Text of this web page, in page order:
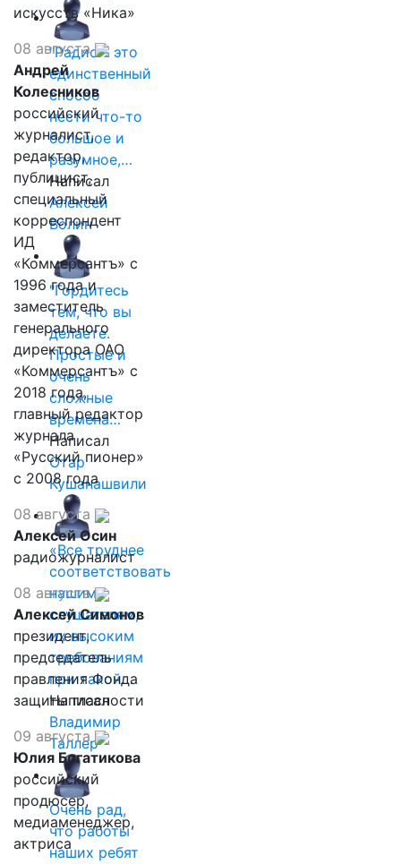
"Радио - это
единственный
способ
нести что-то
большое и
разумное,…
Написал
Алексей
Волин
"Гордитесь
тем, что вы
делаете.
Простые и
очень
сложные
времена…
Написал
Отар
Кушанашвили
«Все труднее
соответствовать
нашим
слушателям,
их высоким
требованиям
при такой…
Написал
Владимир
Таллер
Очень рад,
что работы
наших ребят
искусств «Ника»
08 августа
Андрей
Колесников
российский
журналист,
редактор,
публицист,
специальный
корреспондент
ИД
«Коммерсантъ» с
1996 года и
заместитель
генерального
директора ОАО
«Коммерсантъ» с
2018 года,
главный редактор
журнала
«Русский пионер»
с 2008 года
08 августа
Алексей Осин
радиожурналист
08 августа
Алексей Симонов
президент,
председатель
правления Фонда
защиты гласности
09 августа
Юлия Богатикова
российский
продюсер,
медиаменеджер,
актриса